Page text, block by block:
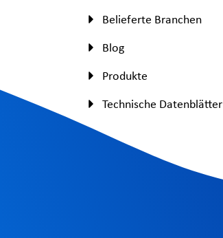
Belieferte Branchen
Blog
Produkte
Technische Datenblätter